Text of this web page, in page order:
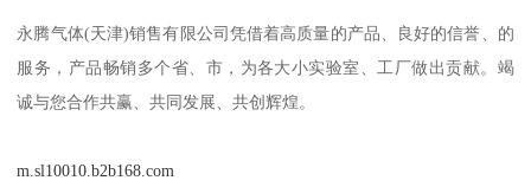
永腾气体(天津)销售有限公司凭借着高质量的产品、良好的信誉、的
服务，产品畅销多个省、市，为各大小实验室、工厂做出贡献。竭
诚与您合作共赢、共同发展、共创辉煌。
m.sl10010.b2b168.com